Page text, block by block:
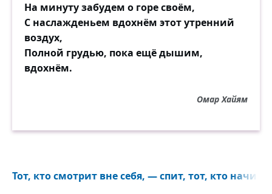
На минуту забудем о горе своём,
С наслажденьем вдохнём этот утренний
воздух,
Полной грудью, пока ещё дышим,
вдохнём.
Омар Хайям
Тот, кто смотрит вне себя, — спит, тот, кто